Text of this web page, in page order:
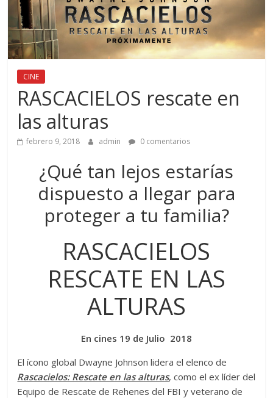
CINE
RASCACIELOS rescate en
las alturas
febrero 9, 2018 admin 0 comentarios
¿Qué tan lejos estarías
dispuesto a llegar para
proteger a tu familia?
RASCACIELOS
RESCATE EN LAS
ALTURAS
En cines 19 de Julio 2018
El ícono global Dwayne Johnson lidera el elenco de
Rascacielos: Rescate en las alturas, como el ex líder del
Equipo de Rescate de Rehenes del FBI y veterano de